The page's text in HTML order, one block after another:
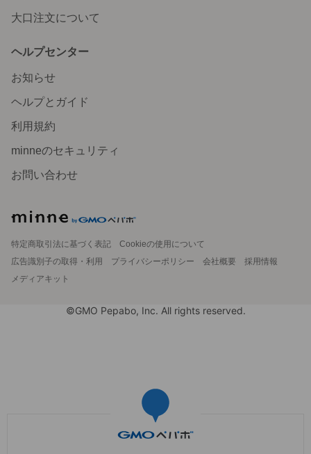
大口注文について
ヘルプセンター
お知らせ
ヘルプとガイド
利用規約
minneのセキュリティ
お問い合わせ
特定商取引法に基づく表記
Cookieの使用について
広告識別子の取得・利用
プライバシーポリシー 会社概要
採用情報
メディアキット
©GMO Pepabo, Inc. All rights reserved.